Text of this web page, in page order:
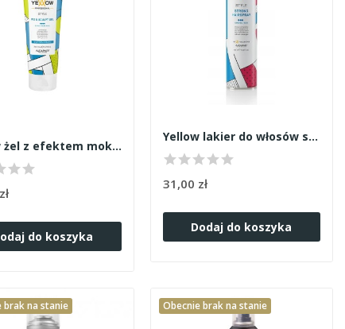
Yellow żel z efektem mokrych włosów 250ml
do koszyka
Yellow lakier do włosów strong hold 500ml
31,00 zł
Dodaj do koszyka
brak na stanie Obecnie brak na stanie